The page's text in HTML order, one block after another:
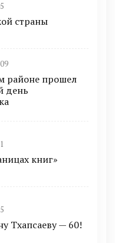
страны
районе прошел
день
книг»
Тхапсаеву — 60!